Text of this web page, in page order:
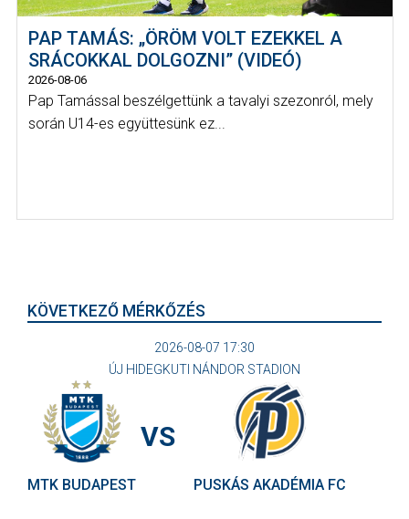
PAP TAMÁS: „ÖRÖM VOLT EZEKKEL A
SRÁCOKKAL DOLGOZNI” (VIDEÓ)
2026-08-06
Pap Tamással beszélgettünk a tavalyi szezonról, mely
során U14-es együttesünk ez...
KÖVETKEZŐ MÉRKŐZÉS
2026-08-07 17:30
ÚJ HIDEGKUTI NÁNDOR STADION
MTK BUDAPEST
VS
PUSKÁS AKADÉMIA FC